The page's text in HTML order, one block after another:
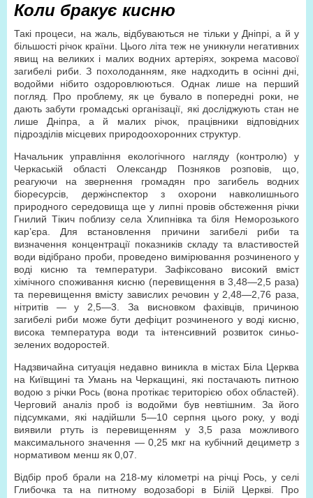
Коли бракує кисню
Такі процеси, на жаль, відбуваються не тільки у Дніпрі, а й у
більшості річок країни. Цього літа теж не уникнули негативних
явищ на великих і малих водних артеріях, зокрема масової
загибелі риби. З похолоданням, яке надходить в осінні дні,
водойми нібито оздоровлюються. Однак лише на перший
погляд. Про проблему, як це бувало в попередні роки, не
дають забути громадські організації, які досліджують стан не
лише Дніпра, а й малих річок, працівники відповідних
підрозділів місцевих природоохоронних структур.
Начальник управління екологічного нагляду (контролю) у
Черкаській області Олександр Позняков розповів, що,
реагуючи на звернення громадян про загибель водних
біоресурсів, держінспектор з охорони навколишнього
природного середовища ще у липні провів обстеження річки
Гнилий Тікич поблизу села Хлипнівка та біля Неморозького
кар’єра. Для встановлення причини загибелі риби та
визначення концентрації показників складу та властивостей
води відібрано проби, проведено вимірювання розчиненого у
воді кисню та температури. Зафіксовано високий вміст
хімічного споживання кисню (перевищення в 3,48—2,5 раза)
та перевищення вмісту завислих речовин у 2,48—2,76 раза,
нітритів — у 2,5—3. За висновком фахівців, причиною
загибелі риби може бути дефіцит розчиненого у воді кисню,
висока температура води та інтенсивний розвиток синьо-
зелених водоростей.
Надзвичайна ситуація недавно виникла в містах Біла Церква
на Київщині та Умань на Черкащині, які постачають питною
водою з річки Рось (вона протікає територією обох областей).
Черговий аналіз проб із водойми був невтішним. За його
підсумками, які надійшли 5—10 серпня цього року, у воді
виявили ртуть із перевищенням у 3,5 раза можливого
максимального значення — 0,25 мкг на кубічний дециметр з
нормативом менш як 0,07.
Відбір проб брали на 218-му кілометрі на річці Рось, у селі
Глибочка та на питному водозаборі в Білій Церкві. Про